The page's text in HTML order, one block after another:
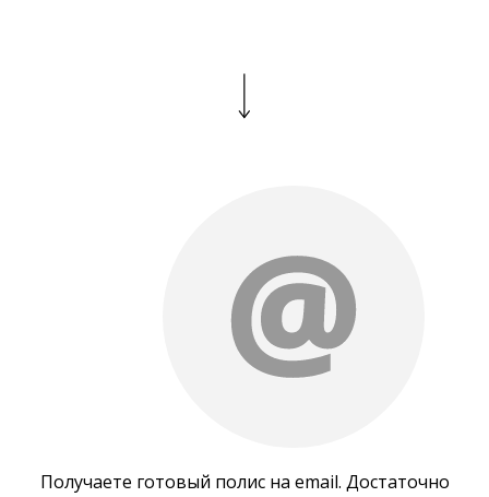
Получаете готовый полис на email. Достаточно